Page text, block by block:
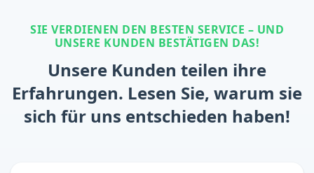
SIE VERDIENEN DEN BESTEN SERVICE – UND
UNSERE KUNDEN BESTÄTIGEN DAS!
Unsere Kunden teilen ihre
Erfahrungen. Lesen Sie, warum sie
sich für uns entschieden haben!